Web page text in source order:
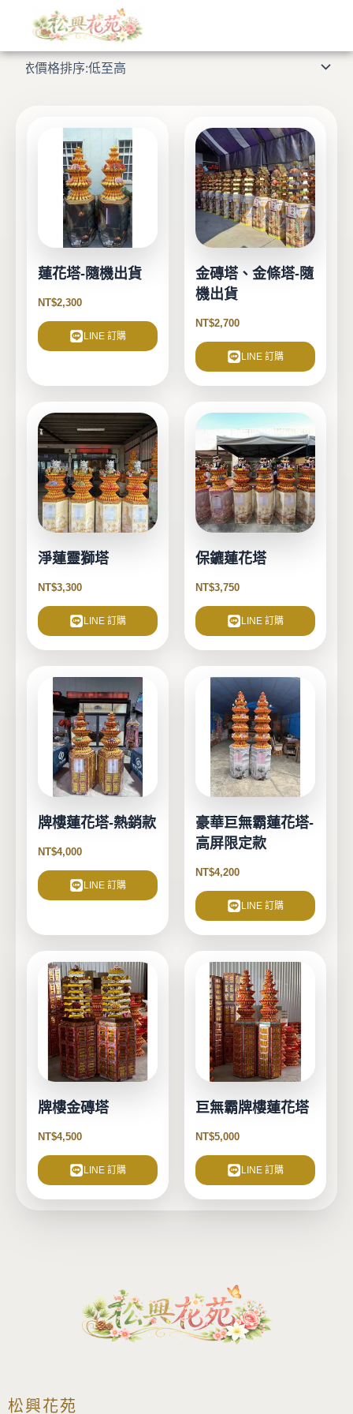
顯示所有 8 筆結果
價
格
排
序：
低
至
蓮花塔-隨機出貨
NT$2,300
LINE 訂購
金磚塔、金條塔-隨
機出貨
NT$2,700
LINE 訂購
淨蓮靈獅塔
NT$3,300
LINE 訂購
保鑣蓮花塔
NT$3,750
LINE 訂購
牌樓蓮花塔-熱銷款
NT$4,000
LINE 訂購
豪華巨無霸蓮花塔-
高屏限定款
NT$4,200
LINE 訂購
牌樓金磚塔
NT$4,500
LINE 訂購
巨無霸牌樓蓮花塔
NT$5,000
LINE 訂購
松興花苑